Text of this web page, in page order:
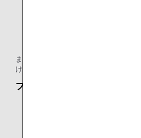
特に、国際線ファーストクラスや
線プレミアムエコノミーでは、座
トベルトでの固定が困難な場合が
また、CARES以外で、こちらに記載の
けません。
ブースタータイプ